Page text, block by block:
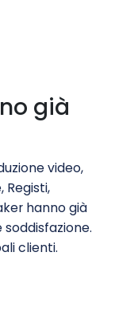
già
video,
Registi,
hanno già
clienti.